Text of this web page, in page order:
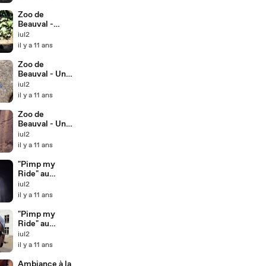
Zoo de
Beauval -
Hyène
paisible
iul2
il y a 11 ans
Zoo de
Beauval - Un
bel oiseau
iul2
il y a 11 ans
Zoo de
Beauval - Un
toucan
iul2
il y a 11 ans
"Pimp my
Ride" au
château
d'Amboise II
iul2
il y a 11 ans
"Pimp my
Ride" au
château
d'Amboise
iul2
il y a 11 ans